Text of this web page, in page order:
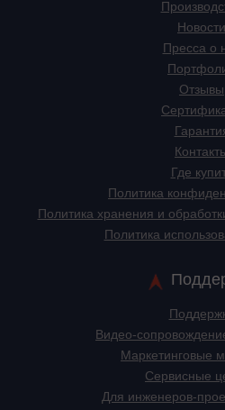
Новости
Пресса о
Отзывы
Где
Политика
Политика хранения и
Политика
Видео-
Маркетинговые
Сервисные
Для инженеров-